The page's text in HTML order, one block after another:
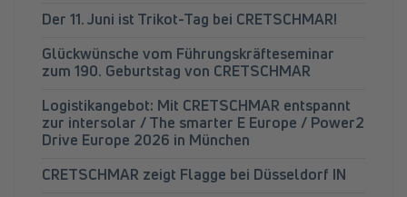
Der 11. Juni ist Trikot-Tag bei CRETSCHMAR!
Glückwünsche vom Führungskräfteseminar
zum 190. Geburtstag von CRETSCHMAR
Logistikangebot: Mit CRETSCHMAR entspannt
zur intersolar / The smarter E Europe / Power2
Drive Europe 2026 in München
CRETSCHMAR zeigt Flagge bei Düsseldorf IN